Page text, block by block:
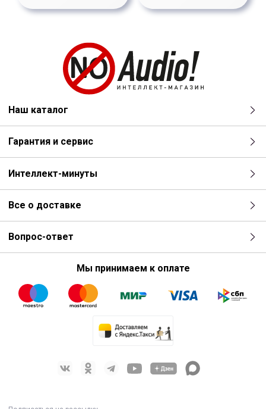
Наш каталог
Гарантия и сервис
Интеллект-минуты
Все о доставке
Вопрос-ответ
Мы принимаем к оплате